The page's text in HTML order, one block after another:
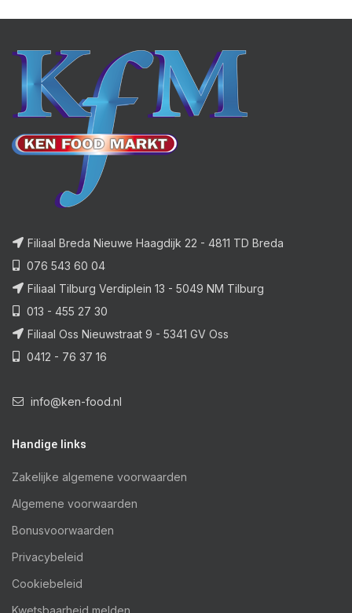
Filiaal Breda Nieuwe Haagdijk 22 - 4811 TD Breda
076 543 60 04
Filiaal Tilburg Verdiplein 13 - 5049 NM Tilburg
013 - 455 27 30
Filiaal Oss Nieuwstraat 9 - 5341 GV Oss
0412 - 76 37 16
info@ken-food.nl
Handige links
Zakelijke algemene voorwaarden
Algemene voorwaarden
Bonusvoorwaarden
Privacybeleid
Cookiebeleid
Kwetsbaarheid melden